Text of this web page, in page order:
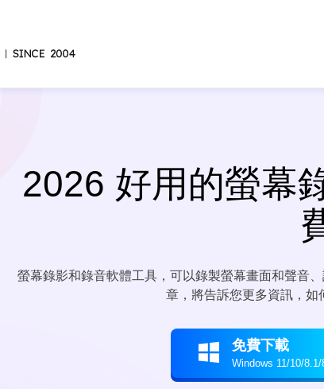
2026 好用的螢幕
螢幕錄影和錄音軟體工具，可以錄製螢幕畫面和聲音
章，將告訴您更多資訊，如
 免費下載
Windows 11/10/8.1/